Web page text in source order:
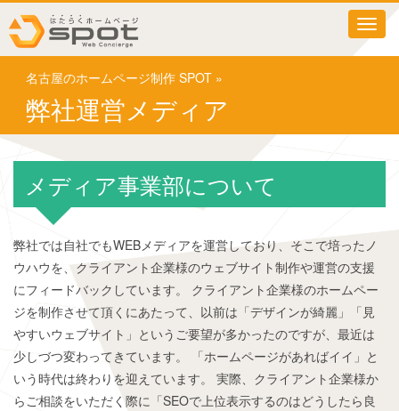
T
o
g
n
g
o
n
名古屋のホームページ制作 SPOT »
弊社運営メディア
メディア事業部について
弊社では自社でもWEBメディアを運営しており、そこで培ったノ
ウハウを、クライアント企業様のウェブサイト制作や運営の支援
にフィードバックしています。 クライアント企業様のホームペー
ジを制作させて頂くにあたって、以前は「デザインが綺麗」「見
やすいウェブサイト」というご要望が多かったのですが、最近は
少しづつ変わってきています。 「ホームページがあればイイ」と
いう時代は終わりを迎えています。 実際、クライアント企業様か
らご相談をいただく際に「SEOで上位表示するのはどうしたら良